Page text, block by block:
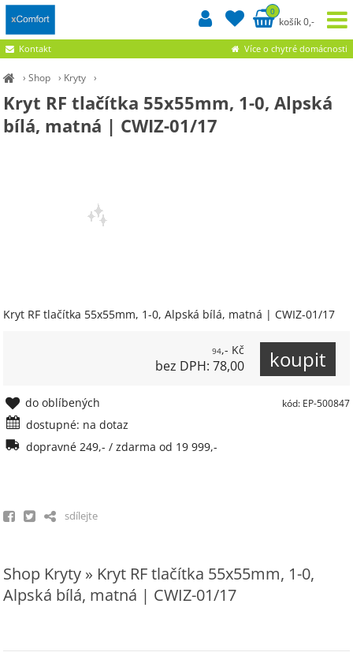
›Shop › Kryty ›
Kryt RF tlačítka 55x55mm, 1-0, Alpská
bílá, matná | CWIZ-01/17
Kryt RF tlačítka 55x55mm, 1-0, Alpská bílá, matná | CWIZ-01/17
94,- Kč
bez DPH: 78,00
kód: EP-500847
do oblíbených
dostupné: na dotaz
dopravné 249,- / zdarma od 19 999,-
sdílejte
Shop Kryty » Kryt RF tlačítka 55x55mm, 1-0,
Alpská bílá, matná | CWIZ-01/17
0
košík 0,-
Více o chytré domácnosti
Kontakt